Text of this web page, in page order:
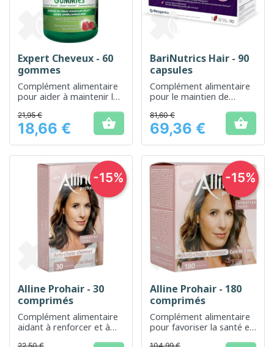
Expert Cheveux - 60
gommes
Complément alimentaire
pour aider à maintenir la
Prix
21,95 €
18,66 € 
BariNutrics Hair - 90
capsules
Complément alimentaire
pour le maintien de
Prix
81,60 €
69,36 € 
Alline Prohair - 30
comprimés
Complément alimentaire
aidant à renforcer et à
-15%
Alline Prohair - 180
comprimés
Complément alimentaire
pour favoriser la santé et
-15%